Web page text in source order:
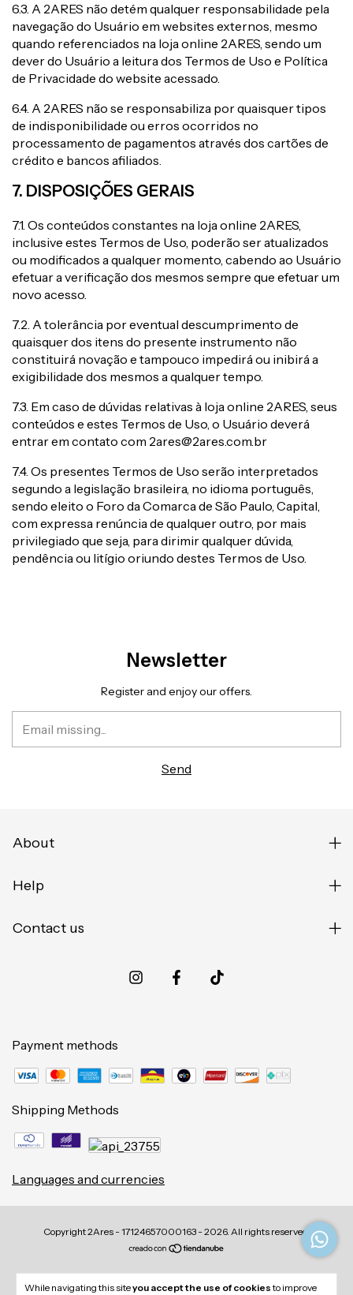
While navigating this siteyou accept the use of cookiesto improve
6.3. A 2ARES não detém qualquer responsabilidade pela
navegação do Usuário em websites externos, mesmo
quando referenciados na loja online 2ARES, sendo um
dever do Usuário a leitura dos Termos de Uso e Política
de Privacidade do website acessado.
6.4. A 2ARES não se responsabiliza por quaisquer tipos
de indisponibilidade ou erros ocorridos no
processamento de pagamentos através dos cartões de
crédito e bancos afiliados.
7. DISPOSIÇÕES GERAIS
7.1. Os conteúdos constantes na loja online 2ARES,
inclusive estes Termos de Uso, poderão ser atualizados
ou modificados a qualquer momento, cabendo ao Usuário
efetuar a verificação dos mesmos sempre que efetuar um
novo acesso.
7.2. A tolerância por eventual descumprimento de
quaisquer dos itens do presente instrumento não
constituirá novação e tampouco impedirá ou inibirá a
exigibilidade dos mesmos a qualquer tempo.
7.3. Em caso de dúvidas relativas à loja online 2ARES, seus
conteúdos e estes Termos de Uso, o Usuário deverá
entrar em contato com 2ares@2ares.com.br
7.4. Os presentes Termos de Uso serão interpretados
segundo a legislação brasileira, no idioma português,
sendo eleito o Foro da Comarca de São Paulo, Capital,
com expressa renúncia de qualquer outro, por mais
privilegiado que seja, para dirimir qualquer dúvida,
pendência ou litígio oriundo destes Termos de Uso.
Newsletter
Register and enjoy our offers.
About
Help
Contact us
Payment methods
Shipping Methods
Languages and currencies
Copyright 2Ares - 17124657000163 - 2026. All rights reserved.